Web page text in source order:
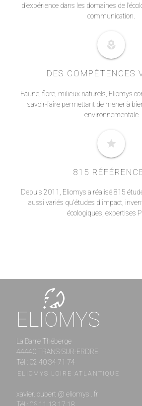
d’expérience dans les domaines de
communication.
local_florist
DES COMPÉTENCES
Faune, flore, milieux naturels, Eliomys
savoir-faire permettant de mener à
environnementale
star
815
Depuis 2011, Eliomys a réalisé 815
aussi variés qu'études d'impact,
écologiques, expertises
ELIOMYS
La Barre Théberge
44440 TRANS-SUR-ERDRE
Tél : 02 40 34 71 74
ELIOMYS LOIRE ATLANTIQUE
xavier.loubert @ eliomys . fr